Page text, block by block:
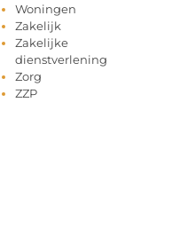
Woningen
Zakelijk
Zakelijke
dienstverlening
Zorg
ZZP